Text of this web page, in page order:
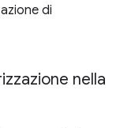
di
nella